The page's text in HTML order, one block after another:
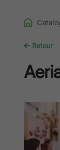
Retour